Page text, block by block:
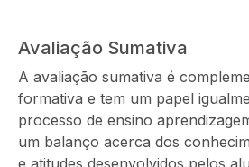
Avaliação Sumativa
A avaliação sumativa é
formativa e tem um papel
processo de ensino
um balanço acerca dos
e atitudes desenvolvidos pelos